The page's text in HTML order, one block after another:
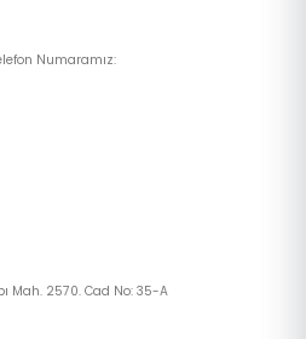
Numaramız:
Mah. 2570. Cad No: 35-A